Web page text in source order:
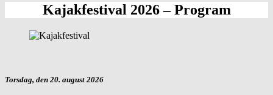
Kategorier
UncategorizedKajakfestival 2026 – Program
Torsdag, den 20. august 2026